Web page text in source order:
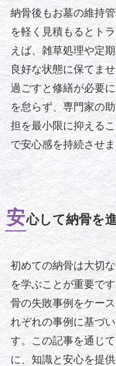
納骨後もお墓の維持
を軽く見積もるとト
えば、雑草処理や定
良好な状態に保てま
過ごすと修繕が必要
を怠らず、専門家の
担を最小限に抑える
で安心感を持続させま
安心して納骨を
初めての納骨は大切
を学ぶことが重要で
骨の失敗事例をケー
れぞれの事例に基づ
す。この記事を通じ
に、知識と安心を提